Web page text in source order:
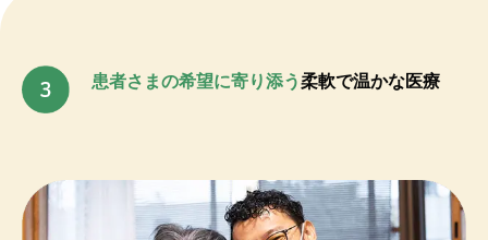
患者さまの希望に寄り添う柔軟で温かな医療